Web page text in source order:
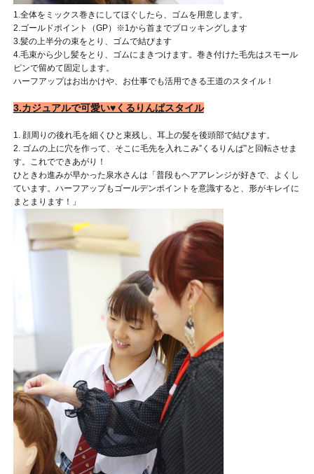
1.全体をミックス巻きにしてほぐしたら、ゴムを用意します。
2.ゴールドポイント（GP）※1から首までブロッキングします
3.髪の上半分の束をとり、ゴムで結びます
4.毛束から少し髪をとり、ゴムにまきつけます。巻き付けた毛先はスモール
ピンで留めて固定します。
ハーフアップはお出かけや、お仕事でも活用できる王道のスタイル！
3.カジュアルで可愛い♥くるりんぱスタイル
1. 顔周りの後れ毛を細くひと束残し、耳上の髪を後頭部で結びます。
2. ゴムの上に穴を作って、そこに毛先を入れこみ”くるりんぱ”と回転させま
す。これでできあがり！
ひときわ進みが早かった泉水さんは「普段もヘアアレンジが好きで、よくし
ています。ハーフアップもゴールデンポイントを意識すると、形がキレイに
まとまります！」